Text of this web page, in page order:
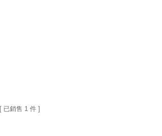
[ 已銷售 1 件 ]